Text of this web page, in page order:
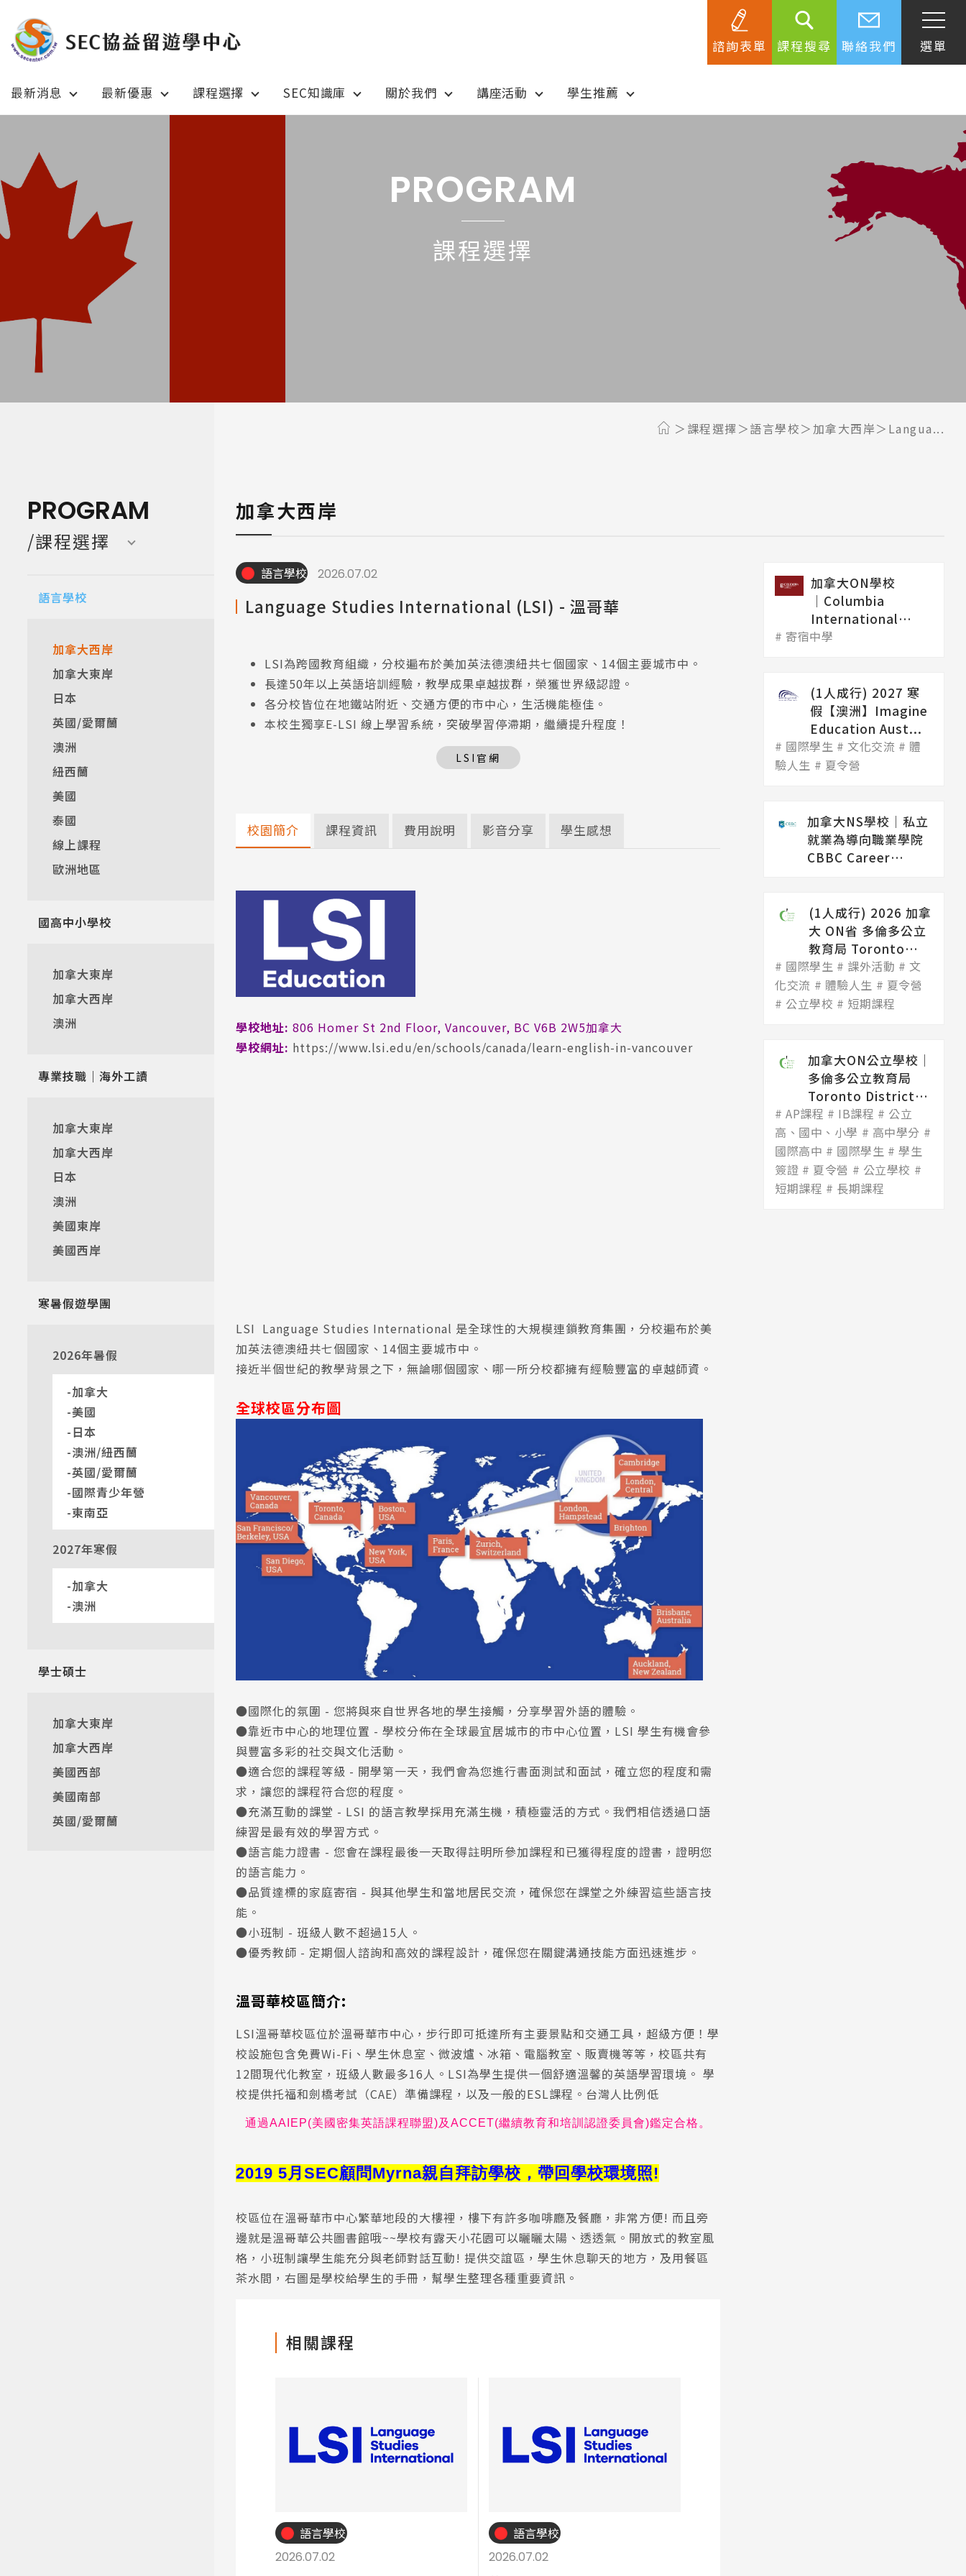
諮詢表單 課程搜尋 聯絡我們 選單
最新消息 最新優惠 課程選擇 SEC知識庫 關於我們 講座活動 學生推薦
護理 Pathway
綜合訊息
加拿大 Canada
日本 Japan
澳洲 Australia
英國 UK/愛爾蘭 Ireland
美國 USA
最新優惠
Program
語言學校
國高中小學校
專業技職｜海外工讀
PROGRAM
課程選擇
PROGRAM
/課程選擇
語言學校
加拿大西岸
加拿大東岸
日本
英國/愛爾蘭
澳洲
紐西蘭
美國
泰國
線上課程
歐洲地區
國高中小學校
加拿大東岸
加拿大西岸
澳洲
專業技職｜海外工讀
加拿大東岸
加拿大西岸
日本
澳洲
美國東岸
美國西岸
寒暑假遊學團
2026年暑假
加拿大
美國
日本
澳洲/紐西蘭
英國/愛爾蘭
國際青少年營
東南亞
2027年寒假
加拿大
澳洲
學士碩士
加拿大東岸
加拿大西岸
美國西部
美國南部
英國/愛爾蘭
課程選擇 語言學校 加拿大西岸 Langua...
加拿大西岸
語言學校 2026.07.02
Language Studies International (LSI) - 溫哥華
LSI為跨國教育組織，分校遍布於美加英法德澳紐共七個國家、14個主要城市中。
長達50年以上英語培訓經驗，教學成果卓越拔群，榮獲世界級認證。
各分校皆位在地鐵站附近、交通方便的市中心，生活機能極佳。
本校生獨享E-LSI 線上學習系統，突破學習停滯期，繼續提升程度！
LSI官網
校園簡介
學校地址: 806 Homer St 2nd Floor, Vancouver, BC V6B 2W5加拿大
學校網址: https://www.lsi.edu/en/schools/canada/learn-english-in-vancouver
LSI Language Studies International 是全球性的大規模連鎖教育集團，分校遍布於美
加英法德澳紐共七個國家、14個主要城市中。
接近半個世紀的教學背景之下，無論哪個國家、哪一所分校都擁有經驗豐富的卓越師資。
全球校區分布圖
●國際化的氛圍 - 您將與來自世界各地的學生接觸，分享學習外語的體驗。
●靠近市中心的地理位置 - 學校分佈在全球最宜居城市的市中心位置，LSI 學生有機會參
與豐富多彩的社交與文化活動。
●適合您的課程等級 - 開學第一天，我們會為您進行書面測試和面試，確立您的程度和需
求，讓您的課程符合您的程度。
●充滿互動的課堂 - LSI 的語言教學採用充滿生機，積極靈活的方式。我們相信透過口語
練習是最有效的學習方式。
●語言能力證書 - 您會在課程最後一天取得註明所參加課程和已獲得程度的證書，證明您
的語言能力。
●品質達標的家庭寄宿 - 與其他學生和當地居民交流，確保您在課堂之外練習這些語言技
能。
●小班制 - 班級人數不超過15人。
●優秀教師 - 定期個人諮詢和高效的課程設計，確保您在關鍵溝通技能方面迅速進步。
溫哥華校區簡介:
LSI溫哥華校區位於溫哥華市中心，步行即可抵達所有主要景點和交通工具，超級方便！學
校設施包含免費Wi-Fi、學生休息室、微波爐、冰箱、電腦教室、販賣機等等，校區共有
12間現代化教室，班級人數最多16人。LSI為學生提供一個舒適溫馨的英語學習環境。 學
校提供托福和劍橋考試（CAE）準備課程，以及一般的ESL課程。台灣人比例低
通過AAIEP(美國密集英語課程聯盟)及ACCET(繼續教育和培訓認證委員會)鑑定合格。
2019 5月SEC顧問Myrna親自拜訪學校， 帶回學校環境照!
校區位在溫哥華市中心繁華地段的大樓裡，樓下有許多咖啡廳及餐廳，非常方便! 而且旁
邊就是溫哥華公共圖書館哦~~學校有露天小花園可以曬曬太陽、透透氣。開放式的教室風
格，小班制讓學生能充分與老師對話互動! 提供交誼區，學生休息聊天的地方，及用餐區
茶水間，右圖是學校給學生的手冊，幫學生整理各種重要資訊。
課程資訊 費用說明 影音分享 學生感想
相關課程
語言學校
2026.07.02
語言學校
2026.07.02
加拿大ON學校
│Columbia
International
College 哥...
寄宿中學
(1人成行) 2027 寒
假【澳洲】Imagine
Education Aust...
國際學生 文化交流
體
驗人生
夏令營
加拿大NS學校│私立
就業為導向職業學院
CBBC Career
(1人成行) 2026 加拿
大 ON省 多倫多公立
教育局 Toronto
Dis...
國際學生 課外活動
文
化交流
體驗人生
夏令營
公立學校
短期課程
加拿大ON公立學校│
多倫多公立教育局
Toronto District
Scho...
AP課程 IB課程
公立
高、國中、小學
高中學分
國際高中
國際學生
學生
簽證
夏令營
公立學校
短期課程
長期課程